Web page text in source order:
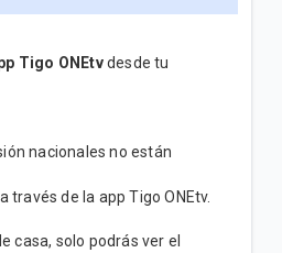
Tigo ONEtvdesde tu
nacionales no están
través de la app Tigo ONEtv.
casa, solo podrás ver el